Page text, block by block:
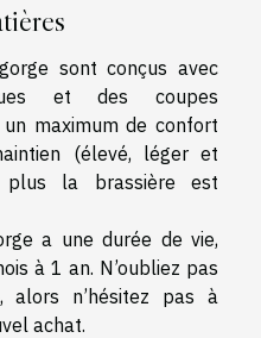
sont conçus avec
et des coupes
maximum de confort
(élevé, léger et
plus la brassière est
a une durée de vie,
à 1 an. N’oubliez pas
alors n’hésitez pas à
achat.